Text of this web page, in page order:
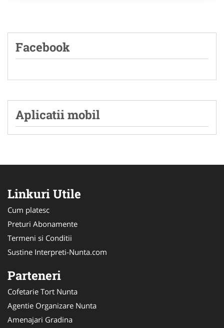
Facebook
Aplicatii mobil
Linkuri Utile
Cum platesc
Preturi Abonamente
Termeni si Conditii
Sustine Interpreti-Nunta.com
Parteneri
Cofetarie Tort Nunta
Agentie Organizare Nunta
Amenajari Gradina